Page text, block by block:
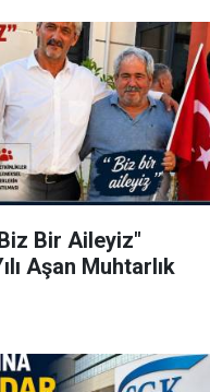
Bir Aileyiz"
Aşan Muhtarlık